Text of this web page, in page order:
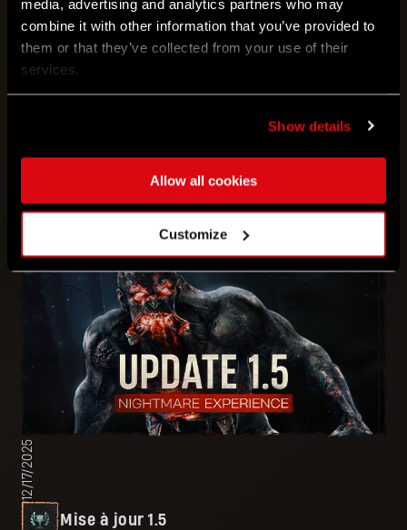
media, advertising and analytics partners who may
combine it with other information that you’ve provided to
them or that they’ve collected from your use of their
services.
Show details
Allow all cookies
Customize
Faible gravité !
Célébrez le 11e anniversaire et gagnez des armes
12/17/2025
Mise à jour 1.5